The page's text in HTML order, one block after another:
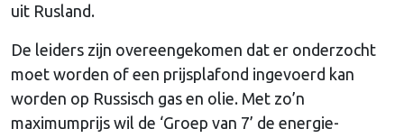
uit Rusland.
De leiders zijn overeengekomen dat er onderzocht
moet worden of een prijsplafond ingevoerd kan
worden op Russisch gas en olie. Met zo’n
maximumprijs wil de ‘Groep van 7’ de energie-